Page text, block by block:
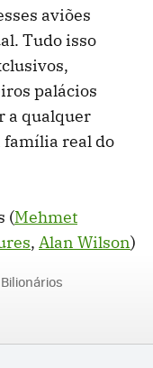
aviões
Tudo isso
palácios
a qualquer
família real do
(Mehmet
, Alan Wilson)
Bilionários